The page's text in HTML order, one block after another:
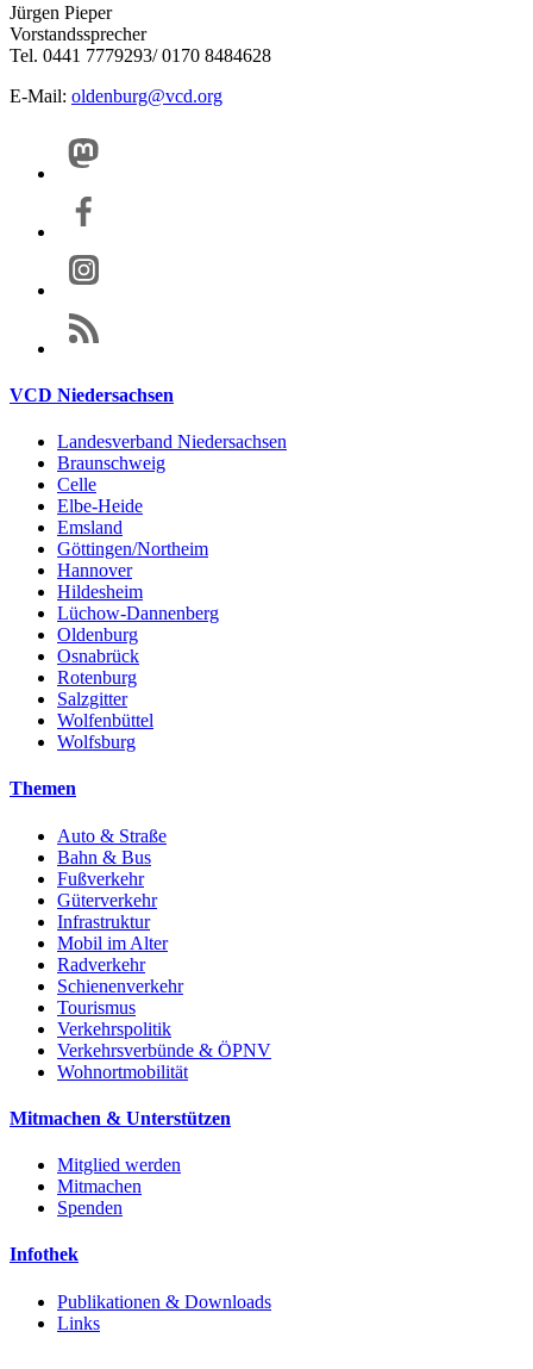
Jürgen Pieper
Vorstandssprecher
Tel. 0441 7779293/ 0170 8484628
E-Mail: oldenburg@vcd.org
VCD Niedersachsen
Landesverband Niedersachsen
Braunschweig
Celle
Elbe-Heide
Emsland
Göttingen/Northeim
Hannover
Hildesheim
Lüchow-Dannenberg
Oldenburg
Osnabrück
Rotenburg
Salzgitter
Wolfenbüttel
Wolfsburg
Themen
Auto & Straße
Bahn & Bus
Fußverkehr
Güterverkehr
Infrastruktur
Mobil im Alter
Radverkehr
Schienenverkehr
Tourismus
Verkehrspolitik
Verkehrsverbünde & ÖPNV
Wohnortmobilität
Mitmachen & Unterstützen
Mitglied werden
Mitmachen
Spenden
Infothek
Publikationen & Downloads
Links